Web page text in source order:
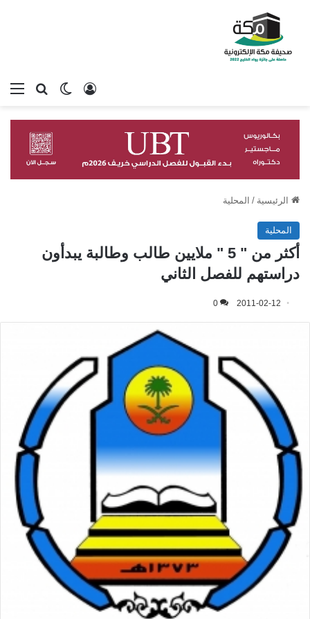
بحثالوضع
تسجيل الدخول
الرئيسية / المحلية
المحلية
أكثر من " 5 " ملايين طالب وطالبة يبدأون
دراستهم للفصل الثاني
2011-02-12
0